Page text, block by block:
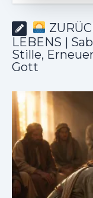
LEBENS |
Stille,
Gott